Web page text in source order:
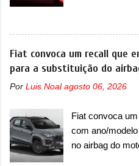
o dia 30 de
vai apresentar
de altíssimo
pistas" , que vai
rua do
“protótipo
para "div...
imagem teaser
da marca
meados de
nome ou se é
existente, o que
apenas que o
foi confirmado
Nacional da
pelo Ministério
Fiat convoca um recall que
para a substituição do
Por Luis Noal agosto 06, 2026
Fiat convoca
com ano/
no airbag do